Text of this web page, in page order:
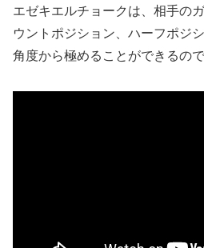
エゼキエルチョークは、相手の
ウントポジション、ハーフポジ
角度から極めることができるの